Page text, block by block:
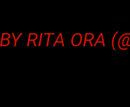
RITA ORA